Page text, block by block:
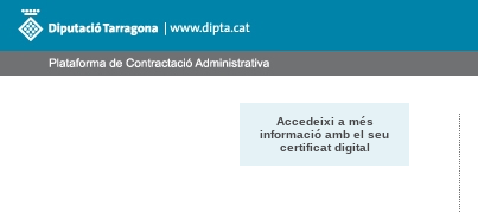
Accedeixi a més
informació amb el seu
certificat digital